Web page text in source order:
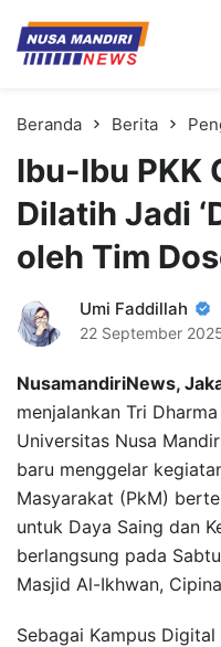
Kampus
Universitas Nusa Mandiri
Beranda Berita
Ibu-Ibu PKK
Dilatih Jadi
oleh Tim
Umi Faddillah
22 September
NusamandiriNews,
menjalankan Tri
Universitas Nusa
baru menggelar
Masyarakat (PkM)
untuk Daya Saing dan
berlangsung pada
Masjid Al-Ikhwan,
Sebagai Kampus